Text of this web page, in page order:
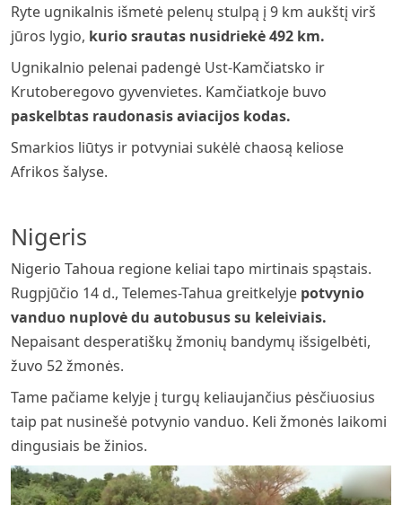
Ryte ugnikalnis išmetė pelenų stulpą į 9 km aukštį virš
jūros lygio, kurio srautas nusidriekė 492 km.
Ugnikalnio pelenai padengė Ust-Kamčiatsko ir
Krutoberegovo gyvenvietes. Kamčiatkoje buvo
paskelbtas raudonasis aviacijos kodas.
Smarkios liūtys ir potvyniai sukėlė chaosą keliose
Afrikos šalyse.
Nigeris
Nigerio Tahoua regione keliai tapo mirtinais spąstais.
Rugpjūčio 14 d., Telemes-Tahua greitkelyje potvynio
vanduo nuplovė du autobusus su keleiviais.
Nepaisant desperatiškų žmonių bandymų išsigelbėti,
žuvo 52 žmonės.
Tame pačiame kelyje į turgų keliaujančius pėsčiuosius
taip pat nusinešė potvynio vanduo. Keli žmonės laikomi
dingusiais be žinios.